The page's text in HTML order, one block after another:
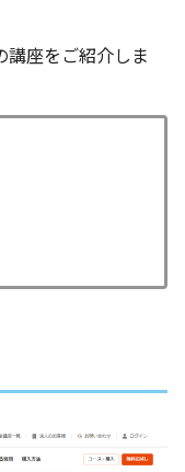
講座をご紹介しま